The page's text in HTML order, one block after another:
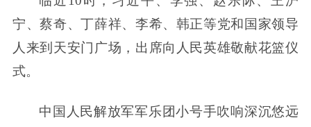
宁、蔡奇、丁薛祥、李希、韩正等党和国家领导
人来到天安门广场，出席向人民英雄敬献花篮仪
式。
中国人民解放军军乐团小号手吹响深沉悠远